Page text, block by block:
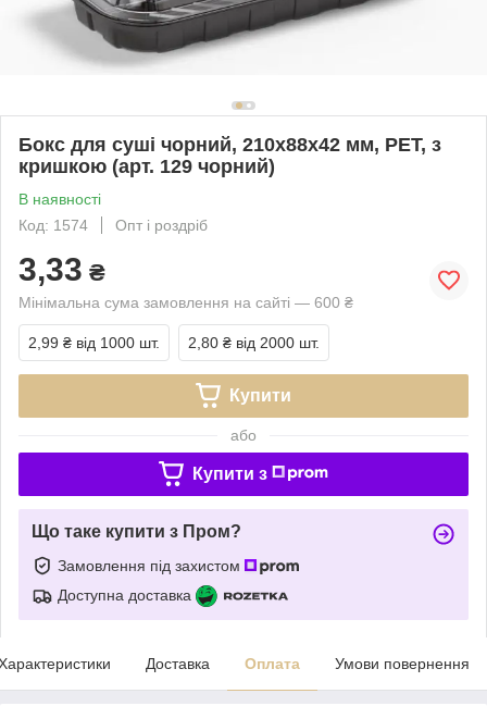
Бокс для суші чорний, 210х88х42 мм, PET, з
кришкою (арт. 129 чорний)
В наявності
Код: 1574
Опт і роздріб
3,33 ₴
Мінімальна сума замовлення на сайті — 600 ₴
2,99 ₴ від 1000 шт. 2,80 ₴ від 2000 шт.
Купити
або
Купити з
Що таке купити з Пром?
Замовлення під захистом
Доступна доставка
Доставка Оплата Умови повернення